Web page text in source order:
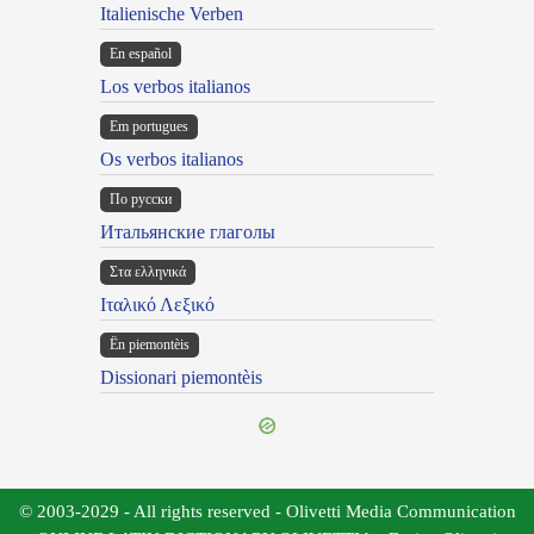
Italienische Verben
En español
Los verbos italianos
Em portugues
Os verbos italianos
По русски
Итальянские глаголы
Στα ελληνικά
Ιταλικό Λεξικό
Ën piemontèis
Dissionari piemontèis
© 2003-2029 - All rights reserved - Olivetti Media Communication